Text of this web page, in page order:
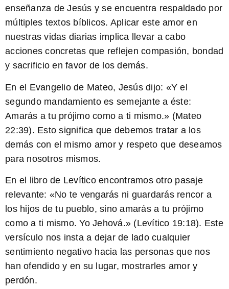
enseñanza de Jesús y se encuentra respaldado por
múltiples textos bíblicos. Aplicar este amor en
nuestras vidas diarias implica llevar a cabo
acciones concretas que reflejen compasión, bondad
y sacrificio en favor de los demás.
En el Evangelio de Mateo, Jesús dijo: «Y el
segundo mandamiento es semejante a éste:
Amarás a tu prójimo como a ti mismo.» (Mateo
22:39). Esto significa que debemos tratar a los
demás con el mismo amor y respeto que deseamos
para nosotros mismos.
En el libro de Levítico encontramos otro pasaje
relevante: «No te vengarás ni guardarás rencor a
los hijos de tu pueblo, sino amarás a tu prójimo
como a ti mismo. Yo Jehová.» (Levítico 19:18). Este
versículo nos insta a dejar de lado cualquier
sentimiento negativo hacia las personas que nos
han ofendido y en su lugar, mostrarles amor y
perdón.